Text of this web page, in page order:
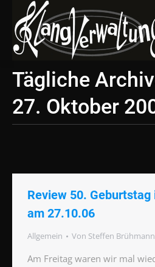
Tägliche
27. Oktober
Review 50.
am 27.10.06
Allgemein Von Steffen Brühmann
Am Freitag waren wir mal